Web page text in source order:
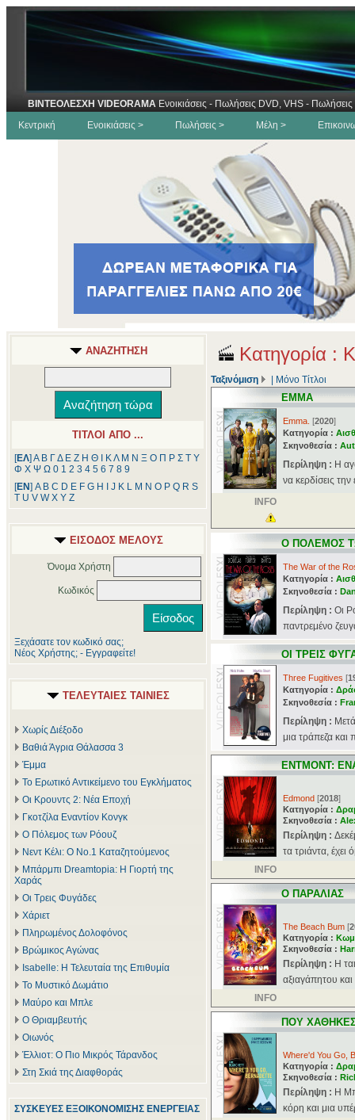
ΒΙΝΤΕΟΛΕΣΧΗ VIDEORAMA Ενοικιάσεις - Πωλήσεις DVD, VHS -
Κεντρική
Ενοικιάσεις > Πωλήσεις > Μέλη >
ΑΝΑΖΗΤΗΣΗ
ΤΙΤΛΟΙ ΑΠΟ ...
[ΕΛ] Α Β ΓΔ Ε Ζ Η Θ ΚΛ Μ Ν Ξ Ο Π Ρ Σ Τ Υ
Φ Χ Ψ Ω 0 1 2 3 4 5 6 7 8 9
[ΕΝ] A B C D E F G H J K L M N O P Q R S
T U V W X Y Z
ΕΙΣΟΔΟΣ ΜΕΛΟΥΣ
Όνομα Χρήστη
Κωδικός
Ξεχάσατε τον κωδικό σας;
Νέος Χρήστης; - Εγγραφείτε!
ΤΕΛΕΥΤΑΙΕΣ ΤΑΙΝΙΕΣ
Χωρίς Διέξοδο
Βαθιά Άγρια Θάλασσα 3
Έμμα
Το Ερωτικό Αντικείμενο του Εγκλήματος
Οι Κρουντς 2: Νέα Εποχή
Γκοτζίλα Εναντίον Κονγκ
Ο Πόλεμος των Ρόουζ
Νεντ Κέλι: Ο Νο.1 Καταζητούμενος
Μπάρμπι Dreamtopia: Η Γιορτή της
Χαράς
Οι Τρεις Φυγάδες
Χάριετ
Πληρωμένος Δολοφόνος
Βρώμικος Αγώνας
Isabelle: Η Τελευταία της Επιθυμία
Το Μυστικό Δωμάτιο
Μαύρο και Μπλε
Ο Θριαμβευτής
Οιωνός
Έλλιοτ: Ο Πιο Μικρός Τάρανδος
Στη Σκιά της Διαφθοράς
ΣΥΣΚΕΥΕΣ ΕΞΟΙΚΟΝΟΜΙΣΗΣ ΕΝΕΡΓΕΙΑΣ
Κατηγορία :
Ταξινόμιση Μόνο Τίτλοι
ΕΜΜΑ
Emma. [2020]
Κατηγορία :
Σκηνοθεσία :
Περίληψη : Η
να κερδίσεις
INFO
Ο ΠΟΛΕΜΟΣ
The War of the
Κατηγορία :
Σκηνοθεσία :
Περίληψη : Οι
παντρεμένο
ΟΙ ΤΡΕΙΣ
Three Fugitives [
Κατηγορία :
Σκηνοθεσία :
Περίληψη :
μια τράπεζα και
ΕΝΤΜΟΝΤ:
Edmond [2018]
Κατηγορία :
Σκηνοθεσία :
Περίληψη :
τα τριάντα,
INFO
Ο ΠΑΡΑΛΙΑΣ
The Beach Bum [
Κατηγορία :
Σκηνοθεσία :
Περίληψη : Η
αξιαγάπητου
INFO
ΠΟΥ
Where'd You Go,
Κατηγορία :
Σκηνοθεσία :
Περίληψη : Η
κόρη και μια